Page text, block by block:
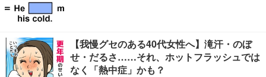
【我慢グセのある40代女性へ】滝汗・のぼ
せ・だるさ……それ、ホットフラッシュでは
なく「熱中症」かも？